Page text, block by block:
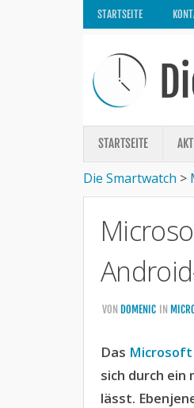
STARTSEITE
STARTSEITE
Die Smartwatch >
VON DOMENIC IN
Das Microsoft
sich durch ein
lässt.